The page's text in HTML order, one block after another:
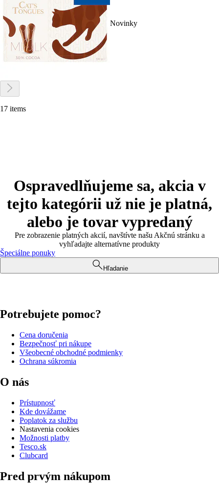
Novinky
17 items
Ospravedlňujeme sa, akcia v
tejto kategórii už nie je platná,
alebo je tovar vypredaný
Pre zobrazenie platných akcií, navštívte našu Akčnú stránku a
vyhľadajte alternatívne produkty
Špeciálne ponuky
Hľadanie
Potrebujete pomoc?
Cena doručenia
Bezpečnosť pri nákupe
Všeobecné obchodné podmienky
Ochrana súkromia
O nás
Prístupnosť
Kde dovážame
Poplatok za službu
Nastavenia cookies
Možnosti platby
Tesco.sk
Clubcard
Pred prvým nákupom